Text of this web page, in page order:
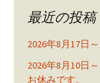
最近の投稿
2026年8月17日
2026年8月10日
お休みです。